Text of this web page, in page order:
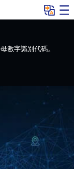
數字識別代碼。